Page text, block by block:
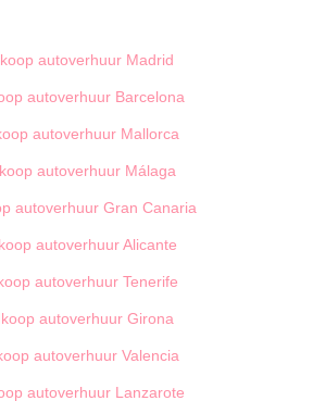
autoverhuur Madrid
autoverhuur Barcelona
autoverhuur Mallorca
autoverhuur Málaga
autoverhuur Gran Canaria
autoverhuur Alicante
autoverhuur Tenerife
autoverhuur Girona
autoverhuur Valencia
autoverhuur Lanzarote